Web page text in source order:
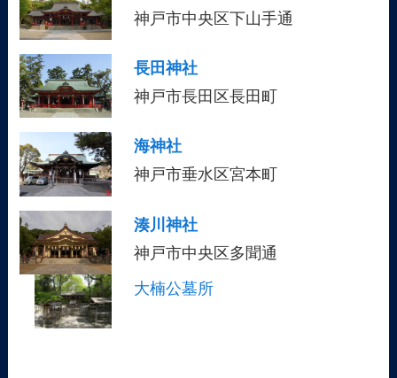
神戸市中央区下山手通
長田神社
神戸市長田区長田町
海神社
神戸市垂水区宮本町
湊川神社
神戸市中央区多聞通
大楠公墓所